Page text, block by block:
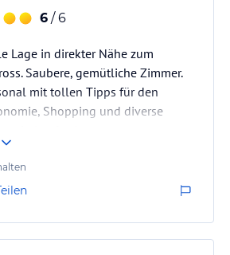
6 / 6
Lage in direkter Nähe zum
Saubere, gemütliche Zimmer.
mit tollen Tipps für den
Shopping und diverse